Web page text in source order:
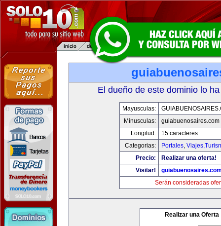
El dueño de este dominio lo
Mayusculas:
Minusculas:
guiabuenosaires.com
Longitud:
15 caracteres
Categorias:
Portales,
Precio:
Realizar una oferta!
Visitar!
Serán consideradas
Realizar una Oferta